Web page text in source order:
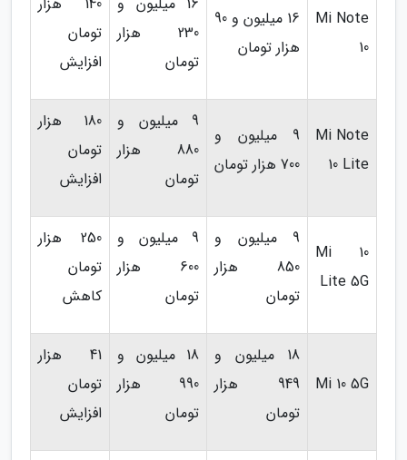
Mi Note
10
16 میلیون و 90
هزار تومان
230 هزار
تومان
تومان
افزایش
Mi Note
10 Lite
9 میلیون و
700 هزار تومان
9 میلیون و
880 هزار
تومان
180 هزار
تومان
افزایش
Mi 10
Lite 5G
9 میلیون و
850 هزار
تومان
9 میلیون و
600 هزار
تومان
250 هزار
تومان
کاهش
Mi 10 5G
18 میلیون و
949 هزار
تومان
18 میلیون و
990 هزار
تومان
41 هزار
تومان
افزایش